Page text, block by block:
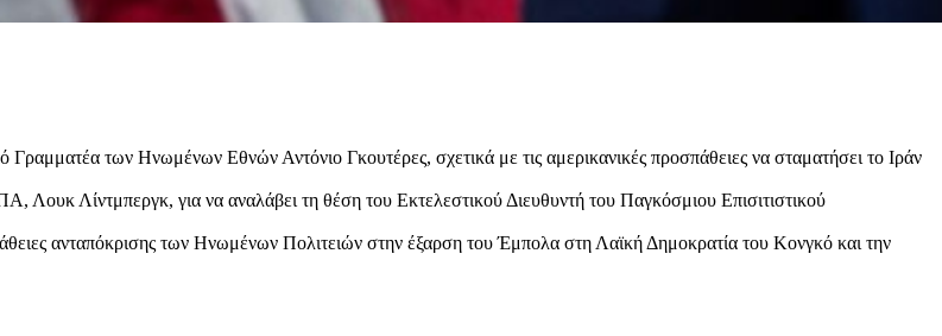
των Ηνωμένων Εθνών Αντόνιο Γκουτέρες, σχετικά με τις αμερικανικές προσπάθειες να σταματήσει το Ιράν
Λίντμπεργκ, για να αναλάβει τη θέση του Εκτελεστικού Διευθυντή του Παγκόσμιου Επισιτιστικού
ανταπόκρισης των Ηνωμένων Πολιτειών στην έξαρση του Έμπολα στη Λαϊκή Δημοκρατία του Κονγκό και την